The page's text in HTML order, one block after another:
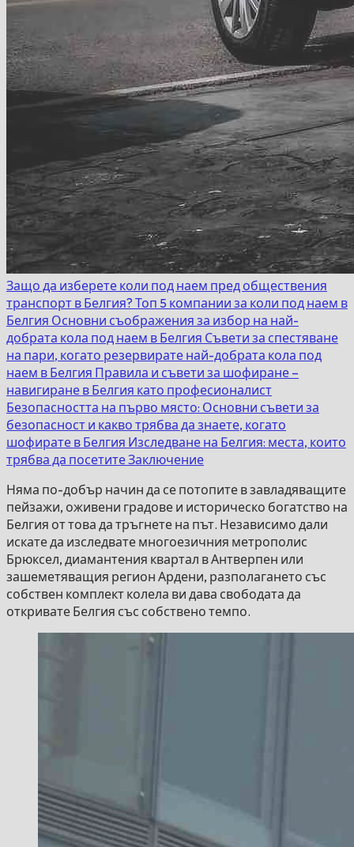
Защо да изберете коли под наем пред обществения
транспорт в Белгия? Топ 5 компании за коли под наем в
Белгия Основни съображения за избор на най-
добрата кола под наем в Белгия Съвети за спестяване
на пари, когато резервирате най-добрата кола под
наем в Белгия Правила и съвети за шофиране –
навигиране в Белгия като професионалист
Безопасността на първо място: Основни съвети за
безопасност и какво трябва да знаете, когато
шофирате в Белгия Изследване на Белгия: места, които
трябва да посетитеЗаключение
Няма по-добър начин да се потопите в завладяващите
пейзажи, оживени градове и историческо богатство на
Белгия от това да тръгнете на път. Независимо дали
искате да изследвате многоезичния метрополис
Брюксел, диамантения квартал в Антверпен или
зашеметяващия регион Ардени, разполагането със
собствен комплект колела ви дава свободата да
откривате Белгия със собствено темпо.